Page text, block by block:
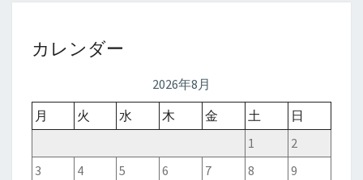
カレンダー
2026年8月
月
火 水 木 金 土
日
1
2
3
4 5 6 7 8
9